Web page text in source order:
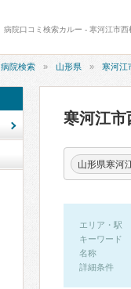
病院口コミ検索カルー - 寒河江市
病院検索 山形県 寒河江
寒河江市
山形県寒河
エリア・駅
キーワード
名称
詳細条件